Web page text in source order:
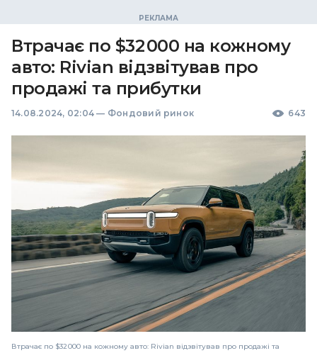
Втрачає по $32 000 на кожному
авто: Rivian відзвітував про
продажі та прибутки
14.08.2024, 02:04 — Фондовий ринок 643
Втрачає по $32 000 на кожному авто: Rivian відзвітував про продажі та